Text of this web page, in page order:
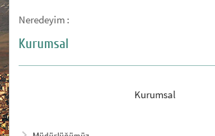
Neredeyim :
Kurumsal
Kurumsal